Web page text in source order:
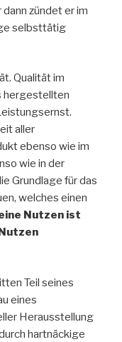
zündet er im
selbsttätig
Qualität im
hergestellten
aller
ebenso wie im
wie in der
Grundlage für das
welches einen
Nutzen ist
Teil seines
eines
Herausstellung
hartnäckige